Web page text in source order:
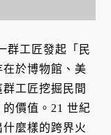
群工匠發起「民
於博物館、美
工匠挖掘民間
價值。21 世紀
麼樣的跨界火